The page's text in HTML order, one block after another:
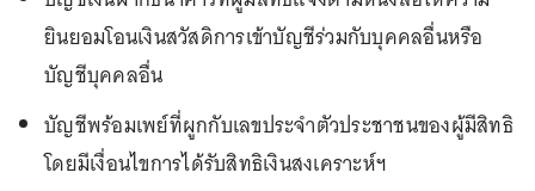
ยินยอมโอนเงินสวัสดิการเข้าบัญชีร่วมกับบุคคลอื่นหรือ
บัญชีบุคคลอื่น
บัญชีพร้อมเพย์ที่ผูกกับเลขประจำตัวประชาชนของผู้มีสิทธิ
โดยมีเงื่อนไขการได้รับสิทธิเงินสงเคราะห์ฯ